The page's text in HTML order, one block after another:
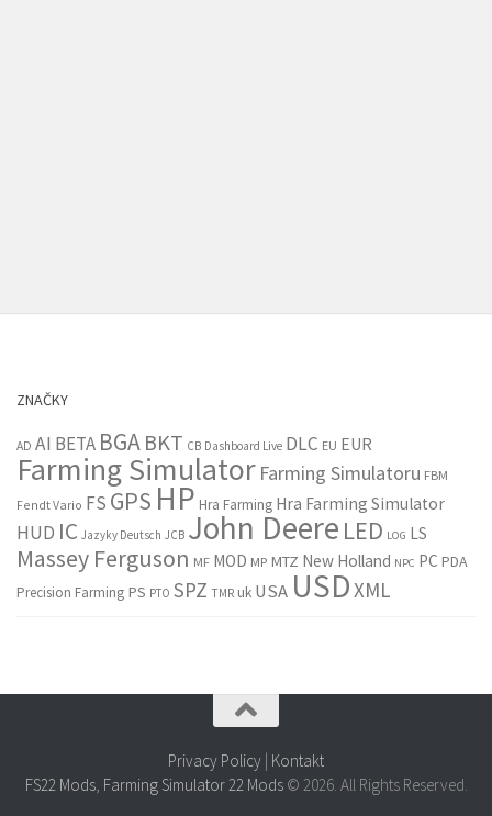
ZNAČKY
AD AI BETA BGABKT CB Dashboard Live DLC EU EUR
Farming Simulator Farming Simulatoru FBM
Fendt Vario FS GPS HP Hra Farming Hra Farming Simulator
HUD IC Jazyky Deutsch JCB John Deere LED LOG LS
Massey Ferguson MF MOD MP MTZ New Holland NPC PC PDA
Precision Farming PS PTO SPZ TMR uk USA USDXML
Privacy Policy Kontakt
FS22 Mods, Farming Simulator 22 Mods© 2026. All Rights Reserved.